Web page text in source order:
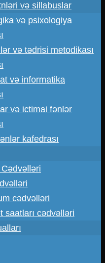
və sillabuslar
və psixologiya
və tədrisi metodikası
və informatika
və ictimai fənlər
kafedrası
cədvəlləri
saatları cədvəlləri